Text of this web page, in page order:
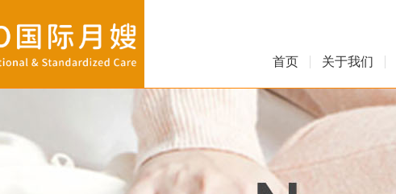
首页 关于我们